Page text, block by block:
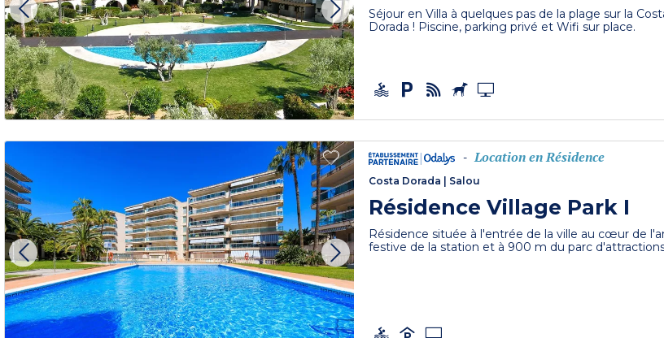
Séjour en Villa à quelques pas de la plage sur la
Dorada ! Piscine, parking privé et Wifi sur place.
- Location en Résidence
Costa Dorada | Salou
Résidence Village Park I
Résidence située à l'entrée de la ville au cœur de
festive de la station et à 900 m du parc